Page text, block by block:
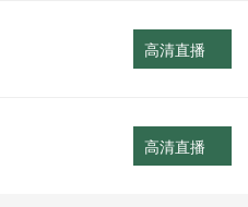
高清直播
高清直播